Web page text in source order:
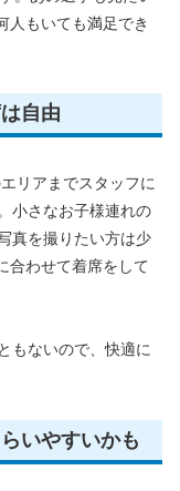
人もいても満足でき
自由
リアまでスタッフに
小さなお子様連れの
真を撮りたい方は少
合わせて着席をして
もないので、快適に
いやすいかも